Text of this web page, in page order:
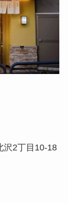
沢2丁目10-18